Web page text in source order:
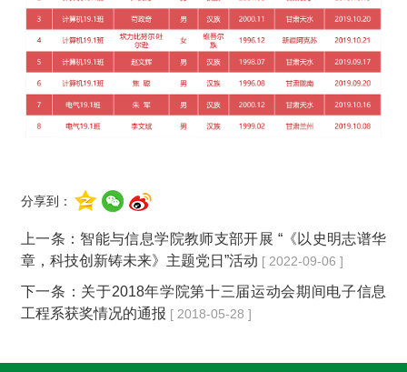
分享到：
上一条： 智能与信息学院教师支部开展 “《以史明志谱华
章，科技创新铸未来》主题党日”活动 [ 2022-09-06 ]
下一条： 关于2018年学院第十三届运动会期间电子信息
工程系获奖情况的通报 [ 2018-05-28 ]